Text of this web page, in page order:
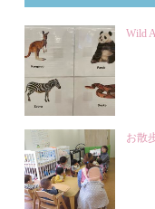
Wild
お散